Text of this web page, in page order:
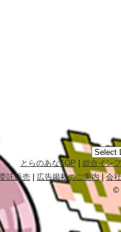
とらのあなTOP
総合イン
託販売
広告掲載のご案内|会
©